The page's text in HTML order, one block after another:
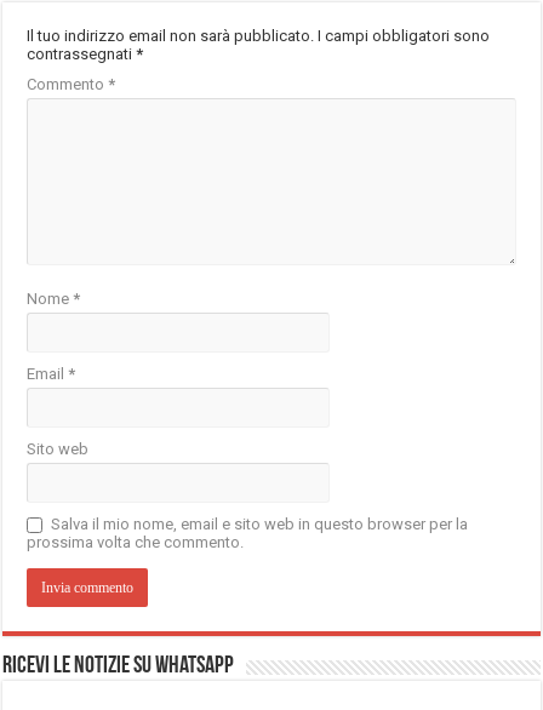
Il tuo indirizzo email non sarà pubblicato. I campi obbligatori sono
contrassegnati*
Commento*
Nome*
Email*
Sito web
Salva il mio nome, email e sito web in questo browser per la
prossima volta che commento.
Ricevi le notizie su Whatsapp